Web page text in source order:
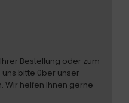
Bestellung oder zum
bitte über unser
Wir helfen Ihnen gerne